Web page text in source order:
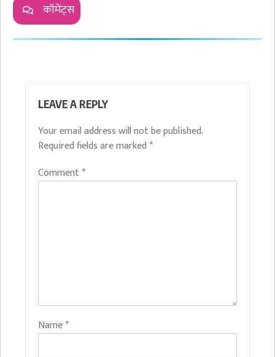
कॉमेंट्स
LEAVE A REPLY
Your email address will not be published.
Required fields are marked *
Comment*
Name*